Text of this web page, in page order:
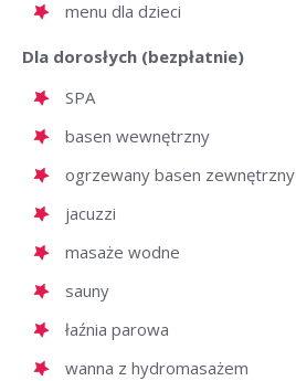
menu dla dzieci
Dla dorosłych (bezpłatnie)
SPA
basen wewnętrzny
ogrzewany basen zewnętrzny
jacuzzi
masaże wodne
sauny
łaźnia parowa
wanna z hydromasażem